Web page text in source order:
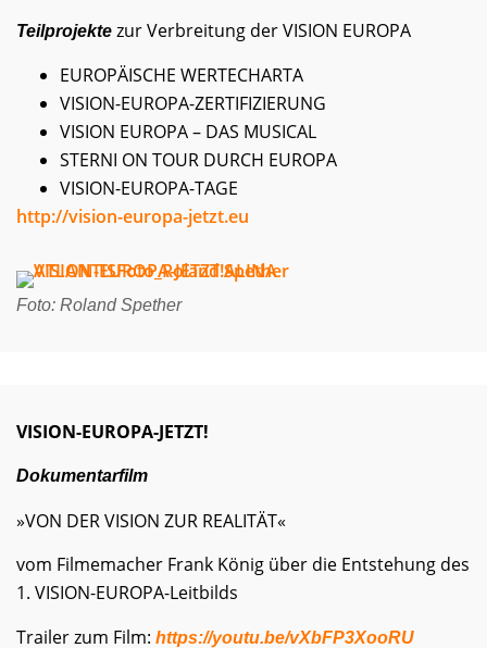
Foto: Roland Spether
Teilprojekte zur Verbreitung der VISION EUROPA
EUROPÄISCHE WERTECHARTA
VISION-EUROPA-ZERTIFIZIERUNG
VISION EUROPA – DAS MUSICAL
STERNI ON TOUR DURCH EUROPA
VISION-EUROPA-TAGE
http://vision-europa-jetzt.eu
VISION-EUROPA-JETZT!
Dokumentarfilm
»VON DER VISION ZUR REALITÄT«
vom Filmemacher Frank König über die Entstehung des
1. VISION-EUROPA-Leitbilds
Trailer zum Film: https://youtu.be/vXbFP3XooRU